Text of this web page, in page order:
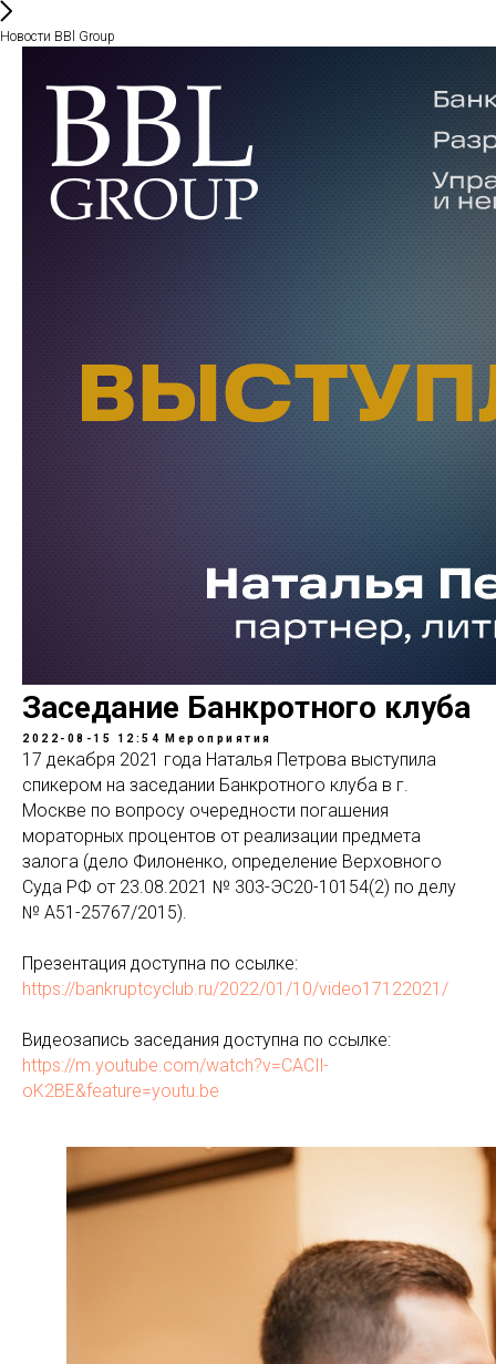
Новости BBl Group
Заседание Банкротного клуба
2022-08-15 12:54 Мероприятия
17 декабря 2021 года Наталья Петрова выступила
спикером на заседании Банкротного клуба в г.
Москве по вопросу очередности погашения
мораторных процентов от реализации предмета
залога (дело Филоненко, определение Верховного
Суда РФ от 23.08.2021 № 303-ЭС20-10154(2) по делу
№ А51-25767/2015).
Презентация доступна по ссылке:
https://bankruptcyclub.ru/2022/01/10/video17122021/
Видеозапись заседания доступна по ссылке:
https://m.youtube.com/watch?v=CACIl-
oK2BE&feature=youtu.be